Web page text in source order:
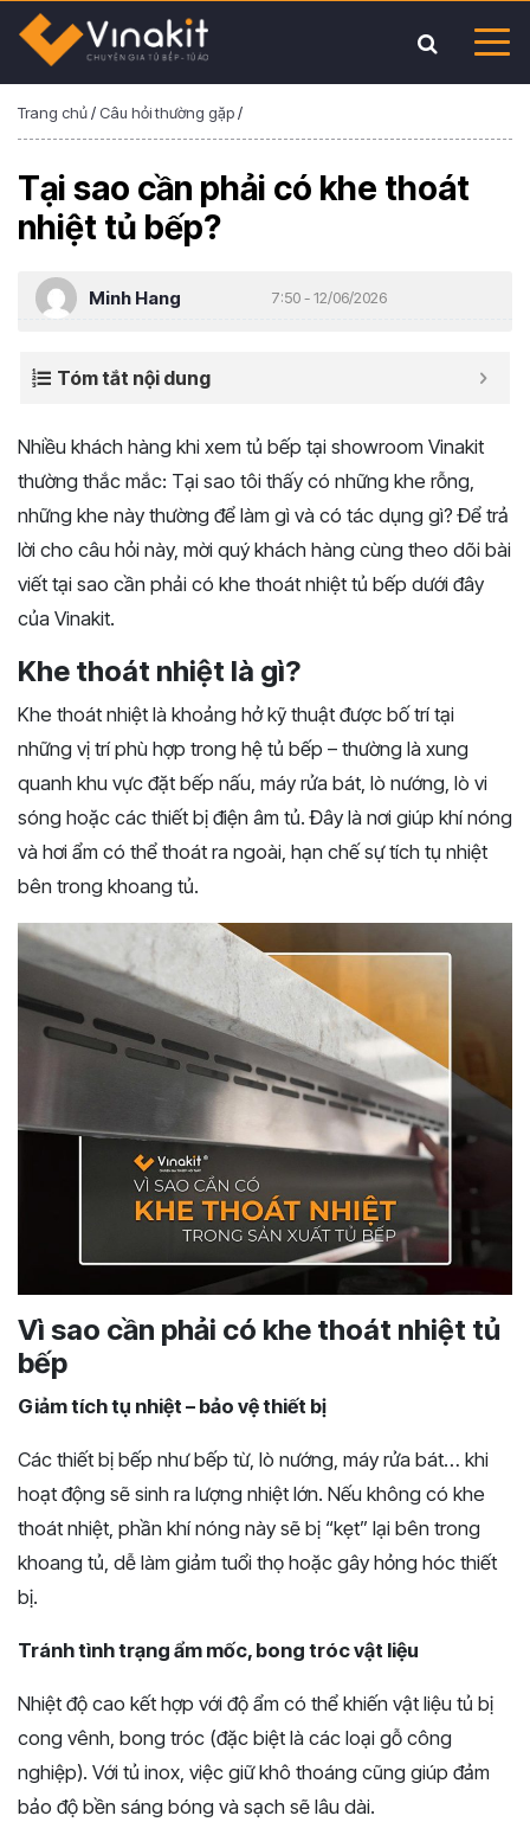
Trang chủ/ Câu hỏi thường gặp/
Tại sao cần phải có khe thoát
nhiệt tủ bếp?
Minh Hang 7:50 - 12/06/2026
Tóm tắt nội dung
Nhiều khách hàng khi xem tủ bếp tại showroom Vinakit
thường thắc mắc: Tại sao tôi thấy có những khe rỗng,
những khe này thường để làm gì và có tác dụng gì? Để trả
lời cho câu hỏi này, mời quý khách hàng cùng theo dõi bài
viết tại sao cần phải có khe thoát nhiệt tủ bếp dưới đây
của Vinakit.
Khe thoát nhiệt là gì?
Khe thoát nhiệt là khoảng hở kỹ thuật được bố trí tại
những vị trí phù hợp trong hệ tủ bếp – thường là xung
quanh khu vực đặt bếp nấu, máy rửa bát, lò nướng, lò vi
sóng hoặc các thiết bị điện âm tủ. Đây là nơi giúp khí nóng
và hơi ẩm có thể thoát ra ngoài, hạn chế sự tích tụ nhiệt
bên trong khoang tủ.
Vì sao cần phải có khe thoát nhiệt tủ
bếp
Giảm tích tụ nhiệt – bảo vệ thiết bị
Các thiết bị bếp như bếp từ, lò nướng, máy rửa bát… khi
hoạt động sẽ sinh ra lượng nhiệt lớn. Nếu không có khe
thoát nhiệt, phần khí nóng này sẽ bị “kẹt” lại bên trong
khoang tủ, dễ làm giảm tuổi thọ hoặc gây hỏng hóc thiết
bị.
Tránh tình trạng ẩm mốc, bong tróc vật liệu
Nhiệt độ cao kết hợp với độ ẩm có thể khiến vật liệu tủ bị
cong vênh, bong tróc (đặc biệt là các loại gỗ công
nghiệp). Với tủ inox, việc giữ khô thoáng cũng giúp đảm
bảo độ bền sáng bóng và sạch sẽ lâu dài.